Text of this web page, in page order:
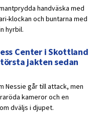
handväska med
klockan och buntarna med
hyrbil.
Center i Skottland
jakten sedan
Nessie går till attack, men
kameror och en
dväljs i djupet.